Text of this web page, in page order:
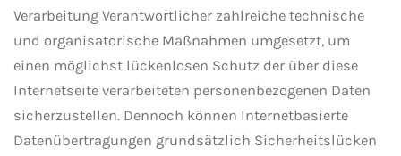
Verarbeitung Verantwortlicher zahlreiche technische
und organisatorische Maßnahmen umgesetzt, um
einen möglichst lückenlosen Schutz der über diese
Internetseite verarbeiteten personenbezogenen Daten
sicherzustellen. Dennoch können Internetbasierte
Datenübertragungen grundsätzlich Sicherheitslücken